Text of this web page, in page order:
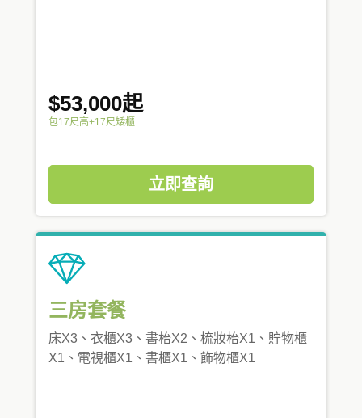
$53,000起
包17尺高+17尺矮櫃
立即查詢
三房套餐
床X3、衣櫃X3、書枱X2、梳妝枱X1、貯物櫃
X1、電視櫃X1、書櫃X1、飾物櫃X1